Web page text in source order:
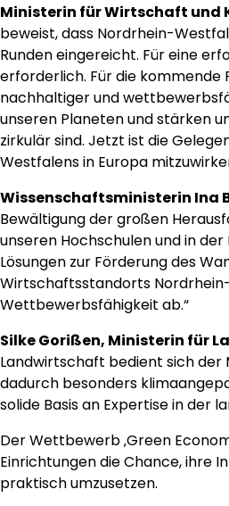
Ministerin für Wirtschaft und
beweist, dass Nordrhein-
Runden eingereicht. Für eine
erforderlich. Für die kommende
nachhaltiger und
unseren Planeten und stärken
zirkulär sind. Jetzt ist die
Westfalens in Europa
Wissenschaftsministerin Ina
Bewältigung der großen
unseren Hochschulen und in
Lösungen zur Förderung des
Wirtschaftsstandorts
Wettbewerbsfähigkeit ab.“
Silke Gorißen, Ministerin für
Landwirtschaft bedient sich der
dadurch besonders
solide Basis an Expertise in der
Der Wettbewerb ‚Green
Einrichtungen die Chance, ihre
praktisch umzusetzen.